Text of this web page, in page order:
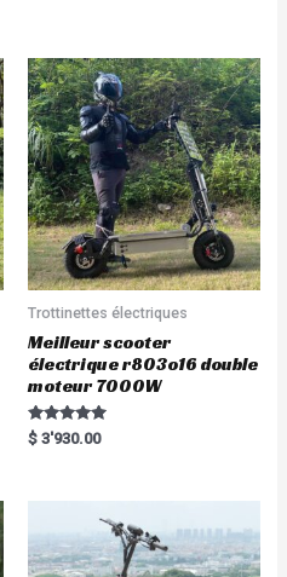
Trottinettes électriques
Meilleur scooter
électrique r803o16 double
moteur 7000W
Rated
5.00
$ 3'930.00